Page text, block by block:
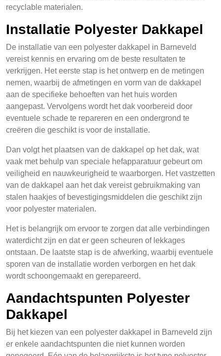
recyclable materialen.
Installatie Polyester Dakkapel
De installatie van een polyester dakkapel in Barneveld
vereist kennis en ervaring om de beste resultaten te
verkrijgen. Het eerste stap is het ontwerp en de metingen
nemen, waarbij de afmetingen en vorm van de dakkapel
aan de specifieke behoeften van het huis worden
aangepast. Vervolgens wordt het dak voorbereid door
eventuele schade te repareren en een ondergrond te
creëren die geschikt is voor de installatie.
Dan volgt het plaatsen van de dakkapel op het dak, wat
vaak met behulp van speciale hefapparatuur gebeurt om
veiligheid en nauwkeurigheid te waarborgen. Het vastzetten
van de dakkapel aan het dak vereist gebruikmaking van
stalen haakjes of bevestigingsmiddelen die geschikt zijn
voor polyester materialen.
Het is belangrijk om ervoor te zorgen dat alle verbindingen
waterdicht zijn en dat er geen scheuren of lekkages
ontstaan. De laatste stap is de afwerking, waarbij eventuele
sporen van de installatie worden verborgen en het dak
wordt schoongemaakt en gerepareerd.
Aandachtspunten Polyester
Dakkapel
Bij het kiezen van een polyester dakkapel in Barneveld zijn
er enkele aandachtspunten die niet kunnen worden